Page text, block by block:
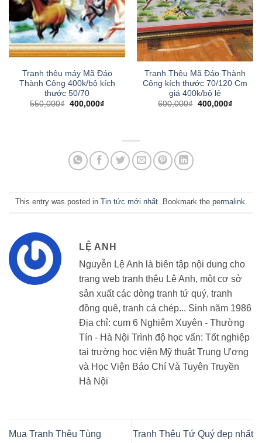
Tranh thêu máy Mã Đáo
Thành Công 400k/bộ kích
thước 50/70
550,000₫ Original
400,000₫Current
Tranh Thêu Mã Đáo Thành
Công kích thước 70/120 Cm
giá 400k/bộ lẻ
600,000₫ Original
400,000₫Current
This entry was posted in Tin tức mới nhất. Bookmark the permalink.
LỆ ANH
Nguyễn Lệ Anh là biên tập nội dung cho
trang web tranh thêu Lệ Anh, một cơ sở
sản xuất các dòng tranh tứ quý, tranh
đồng quê, tranh cá chép... Sinh năm 1986
Địa chỉ: cụm 6 Nghiêm Xuyên - Thường
Tín - Hà Nội Trình độ học vấn: Tốt nghiệp
tại trường học viện Mỹ thuật Trung Ương
và Học Viện Báo Chí Và Tuyên Truyền
Hà Nội
Mua Tranh Thêu Tùng
Tranh Thêu Tứ Quý đẹp nhất